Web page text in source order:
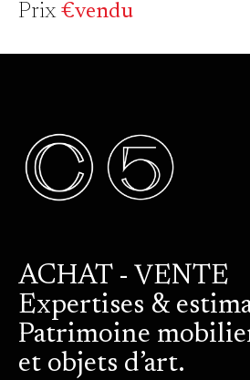
Prix€vendu
ACHAT - VENTE
Expertises &
Patrimoine
et objets d’art.